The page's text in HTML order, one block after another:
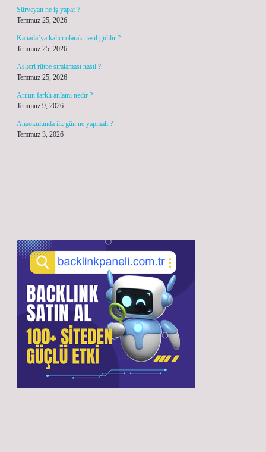
Sürveyan ne iş yapar ?
Temmuz 25, 2026
Kanada’ya kalıcı olarak nasıl gidilir ?
Temmuz 25, 2026
Askeri rütbe sıralaması nasıl ?
Temmuz 25, 2026
Arının farklı anlamı nedir ?
Temmuz 9, 2026
Anaokulunda ilk gün ne yapmalı ?
Temmuz 3, 2026